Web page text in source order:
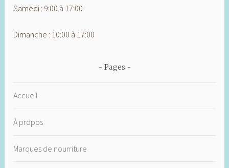
Samedi : 9:00 à 17:00
Dimanche : 10:00 à 17:00
Pages
Accueil
À propos
Marques de nourriture